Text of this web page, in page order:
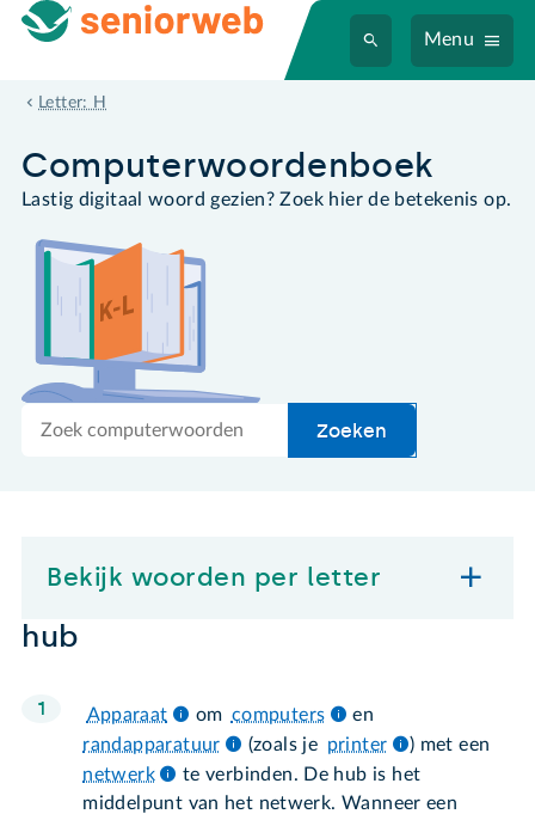
Menu
Letter: H
hub
Computer­woordenboek
Lastig digitaal woord gezien? Zoek hier de betekenis op.
Zoek
Zoeken
Bekijk woorden per letter
hub
Apparaat om computers
en
randapparatuur
(zoals je printer
) met een
netwerk
te verbinden. De hub is het
middelpunt van het netwerk. Wanneer een